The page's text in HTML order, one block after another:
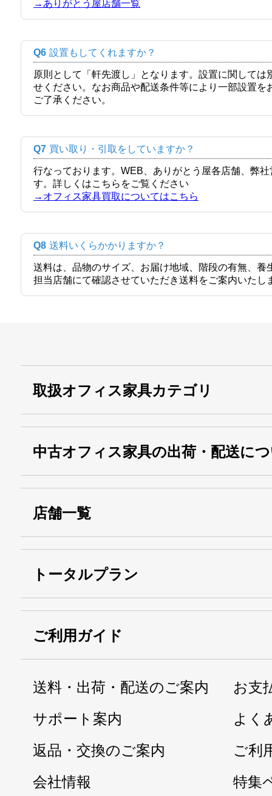
→ありがとう屋店舗一覧
Q6 設置もしてくれますか？
原則として「軒先渡し」となります。設置に関して
せください。なお商品や配送条件等により一部設置
ご了承ください。
Q7 買い取り・引取をしていますか？
行なっております。WEB、ありがとう屋各店舗、弊
す。詳しくはこちらをご覧ください
→オフィス家具買取についてはこちら
Q8 送料いくらかかりますか？
送料は、品物のサイズ、お届け地域、階段の有無、
担当店舗にて確認させていただき送料をご案内いたし
取扱オフィス家具カテゴリ
中古オフィス家具の出荷・配送に
店舗一覧
トータルプラン
ご利用ガイド
送料・出荷・配送のご案内
お支
サポート案内
よく
返品・交換のご案内
ご利
会社情報
特集